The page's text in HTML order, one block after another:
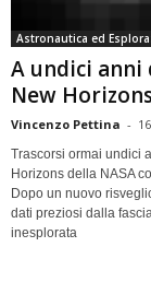
Astronautica ed
A undici anni
New
Vincenzo Pettina -
Trascorsi ormai undici
Horizons della NASA
Dopo un nuovo
dati preziosi dalla
inesplorata